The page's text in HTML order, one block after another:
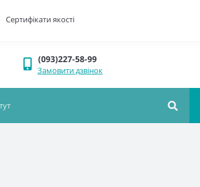
Сертифікати якості
(093)227-58-99
Замовити дзвінок